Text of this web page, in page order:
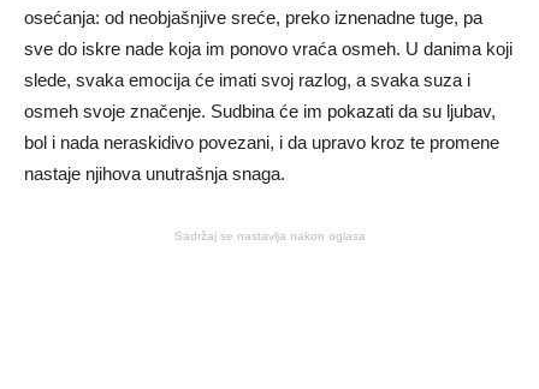
osećanja: od neobjašnjive sreće, preko iznenadne tuge, pa
sve do iskre nade koja im ponovo vraća osmeh. U danima koji
slede, svaka emocija će imati svoj razlog, a svaka suza i
osmeh svoje značenje. Sudbina će im pokazati da su ljubav,
bol i nada neraskidivo povezani, i da upravo kroz te promene
nastaje njihova unutrašnja snaga.
Sadržaj se nastavlja nakon oglasa